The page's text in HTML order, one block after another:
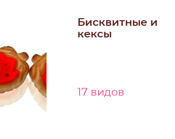
Бисквитные и
кексы
17 видов